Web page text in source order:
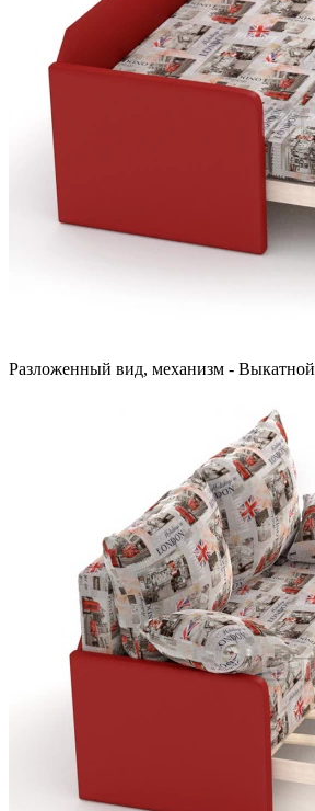
Разложенный вид, механизм - Выкатной